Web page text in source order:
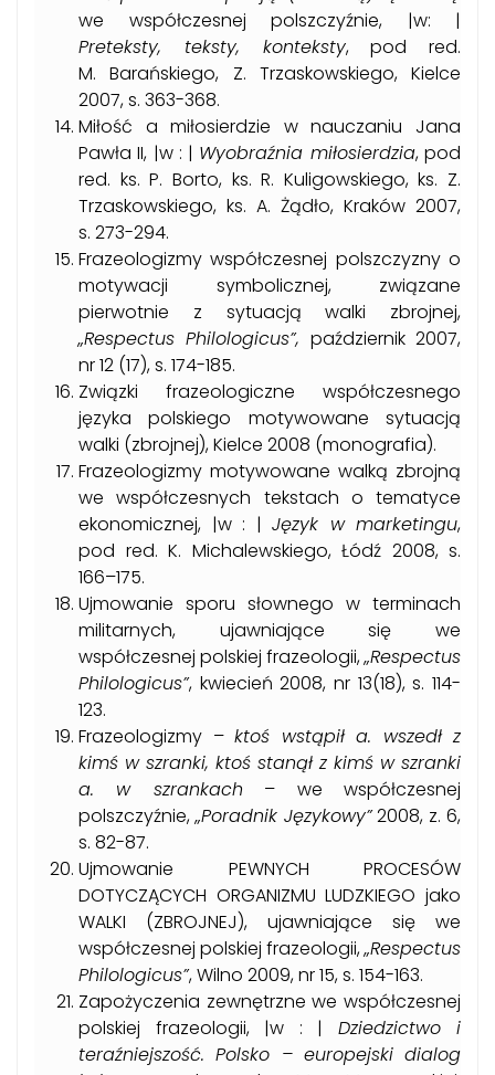
we współczesnej polszczyźnie, |w: |
Preteksty, teksty, konteksty, pod red.
M. Barańskiego, Z. Trzaskowskiego, Kielce
2007, s. 363-368.
Miłość a miłosierdzie w nauczaniu Jana
Pawła II, |w : | Wyobraźnia miłosierdzia, pod
red. ks. P. Borto, ks. R. Kuligowskiego, ks. Z.
Trzaskowskiego, ks. A. Żądło, Kraków 2007,
s. 273-294.
Frazeologizmy współczesnej polszczyzny o
motywacji symbolicznej, związane
pierwotnie z sytuacją walki zbrojnej,
„Respectus Philologicus”, październik 2007,
nr 12 (17), s. 174-185.
Związki frazeologiczne współczesnego
języka polskiego motywowane sytuacją
walki (zbrojnej), Kielce 2008 (monografia).
Frazeologizmy motywowane walką zbrojną
we współczesnych tekstach o tematyce
ekonomicznej, |w : | Język w marketingu,
pod red. K. Michalewskiego, Łódź 2008, s.
166–175.
Ujmowanie sporu słownego w terminach
militarnych, ujawniające się we
współczesnej polskiej frazeologii,„Respectus
Philologicus”, kwiecień 2008, nr 13(18), s. 114-
123.
Frazeologizmy – ktoś wstąpił a. wszedł z
kimś w szranki, ktoś stanął z kimś w szranki
a. w szrankach – we współczesnej
polszczyźnie,„Poradnik Językowy”2008, z. 6,
s. 82-87.
Ujmowanie PEWNYCH PROCESÓW
DOTYCZĄCYCH ORGANIZMU LUDZKIEGO jako
WALKI (ZBROJNEJ), ujawniające się we
współczesnej polskiej frazeologii,„Respectus
Philologicus”, Wilno 2009, nr 15, s. 154-163.
Zapożyczenia zewnętrzne we współczesnej
polskiej frazeologii, |w : | Dziedzictwo i
teraźniejszość. Polsko – europejski dialog